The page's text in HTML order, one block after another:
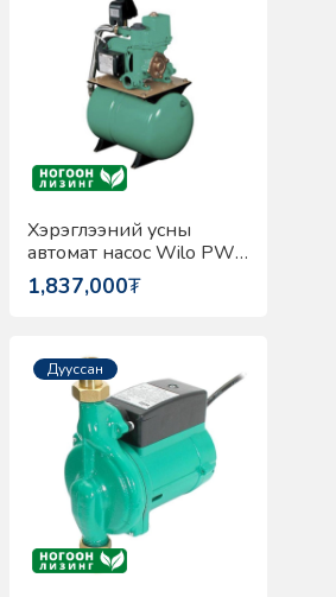
Хэрэглээний усны
автомат насос Wilo PW-
750LEA
1,837,000₮
Дууссан